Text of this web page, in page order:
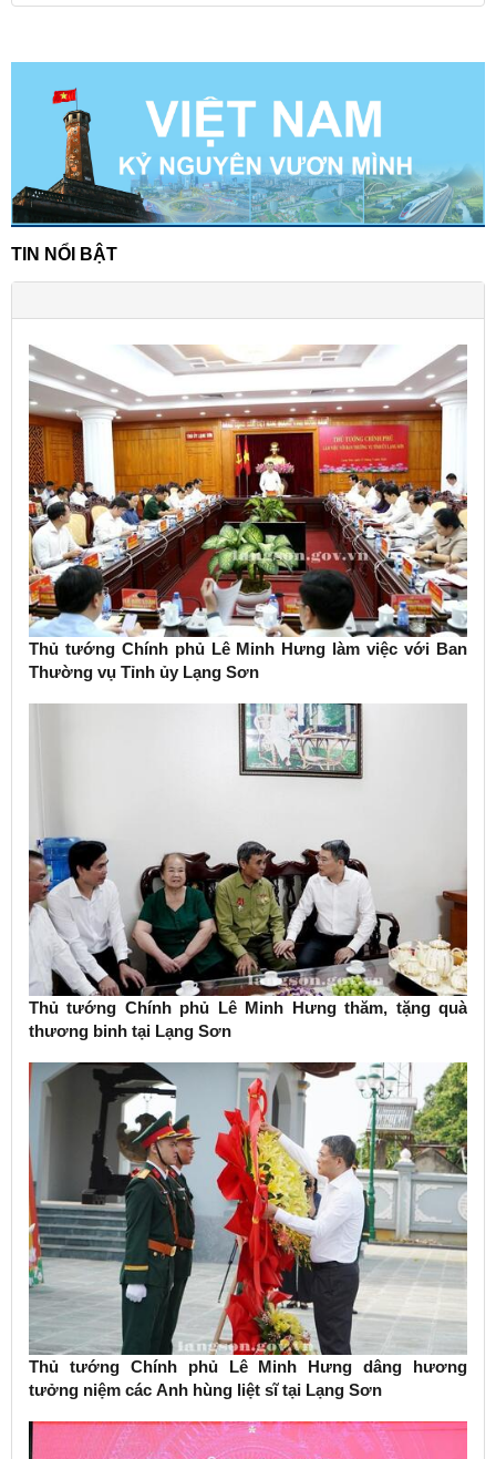
TIN NỔI BẬT
Thủ tướng Chính phủ Lê Minh Hưng làm việc với Ban
Thường vụ Tỉnh ủy Lạng Sơn
Thủ tướng Chính phủ Lê Minh Hưng thăm, tặng quà
thương binh tại Lạng Sơn
Thủ tướng Chính phủ Lê Minh Hưng dâng hương
tưởng niệm các Anh hùng liệt sĩ tại Lạng Sơn